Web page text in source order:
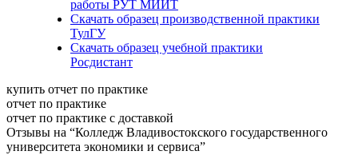
работы РУТ МИИТ
Скачать образец производственной практики
ТулГУ
Скачать образец учебной практики
Росдистант
купить отчет по практике
отчет по практике
отчет по практике с доставкой
Отзывы на “Колледж Владивостокского государственного
университета экономики и сервиса”